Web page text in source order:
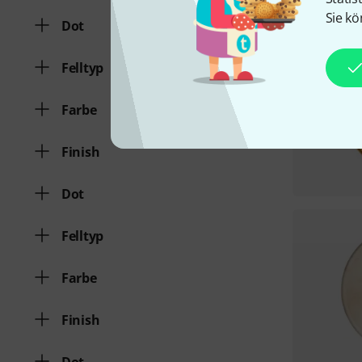
Sie
Dot
Felltyp
Farbe
Finish
Dot
Felltyp
Farbe
Finish